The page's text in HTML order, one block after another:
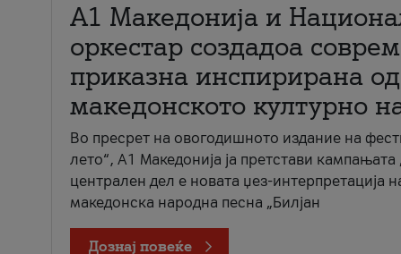
А1 Македонија и
оркестар создадоа
приказна инспирирана од
македонското културно
Во пресрет на овогодишното издание на
лето“, А1 Македонија ја претстави кампањата
централен дел е новата џез-интерпретација
македонска народна песна „Билјан
Дознај повеќе